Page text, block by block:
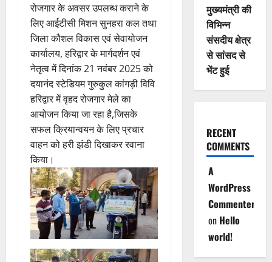
रोजगार के अवसर उपलब्ध कराने के
लिए आईटीसी मिशन सुनहरा कल तथा
जिला कौशल विकास एवं सेवायोजन
कार्यालय, हरिद्वार के मार्गदर्शन एवं
नेतृत्व में दिनांक 21 नवंबर 2025 को
दयानंद स्टेडियम गुरुकुल कांगड़ी विवि
हरिद्वार में वृहद रोजगार मेले का
आयोजन किया जा रहा है,जिसके
सफल क्रियान्वयन के लिए प्रचार
वाहन को हरी झंडी दिखाकर रवाना
किया।
मुख्यमंत्री की
विभिन्न
संसदीय क्षेत्र
से सांसद से
भेंट हुई
RECENT
COMMENTS
A
WordPress
Commenter
on Hello
world!